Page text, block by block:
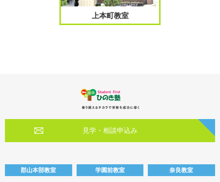
上本町教室
見学・相談申込み
郡山本部教室 学園前教室 奈良教室